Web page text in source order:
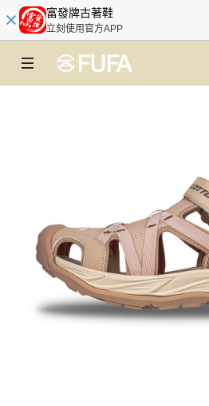
富發牌古著鞋
立刻使用官方APP